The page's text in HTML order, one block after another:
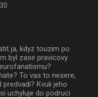
ja, kdyz touzim po
byl zase pravicovy
To vas to nesere,
Kvuli jeho
uchyluje do podruci